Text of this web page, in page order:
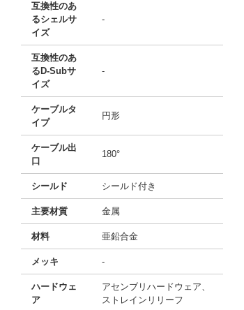
互換性のあ
るシェルサ
イズ
-
互換性のあ
るD-Subサ
イズ
-
ケーブルタ
イプ
円形
ケーブル出
口
180°
シールド シールド付き
主要材質 金属
材料 亜鉛合金
メッキ -
ハードウェ
ア
アセンブリハードウェア、
ストレインリリーフ